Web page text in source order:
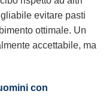
evitare pasti
ottimale. Un
accettabile, ma
con